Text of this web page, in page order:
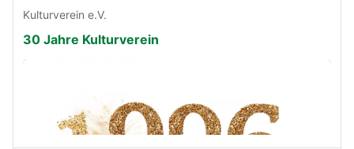
Kulturverein e.V.
30 Jahre Kulturverein